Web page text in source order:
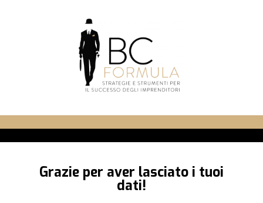
Grazie per aver lasciato i tuoi
dati!